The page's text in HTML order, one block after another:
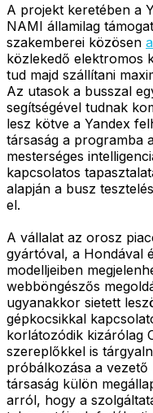
A projekt keretében a
NAMI államilag
szakemberei közösen
közlekedő elektromos
tud majd szállítani
Az utasok a busszal
segítségével tudnak
lesz kötve a Yandex
társaság a programba
mesterséges
kapcsolatos
alapján a busz
el.
A vállalat az orosz
gyártóval, a Hondával
modelljeiben
webböngészős
ugyanakkor sietett
gépkocsikkal
korlátozódik kizárólag
szereplőkkel is
próbálkozása a
társaság külön
arról, hogy a